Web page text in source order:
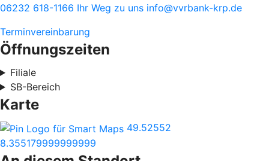
06232 618-1166 Ihr Weg zu uns info@vvrbank-krp.de
Terminvereinbarung
Öffnungszeiten
Filiale
SB-Bereich
Karte
49.52552
8.355179999999999